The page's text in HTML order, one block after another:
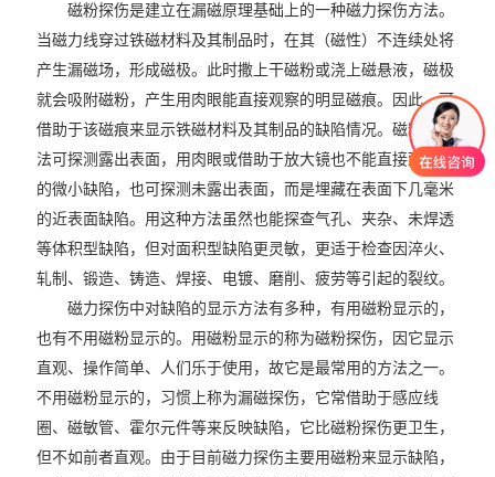
磁粉探伤是建立在漏磁原理基础上的一种磁力探伤方法。
当磁力线穿过铁磁材料及其制品时，在其（磁性）不连续处将
产生漏磁场，形成磁极。此时撒上干磁粉或浇上磁悬液，磁极
就会吸附磁粉，产生用肉眼能直接观察的明显磁痕。因此，可
借助于该磁痕来显示铁磁材料及其制品的缺陷情况。磁粉探伤
法可探测露出表面，用肉眼或借助于放大镜也不能直接观察到
的微小缺陷，也可探测未露出表面，而是埋藏在表面下几毫米
的近表面缺陷。用这种方法虽然也能探查气孔、夹杂、未焊透
等体积型缺陷，但对面积型缺陷更灵敏，更适于检查因淬火、
轧制、锻造、铸造、焊接、电镀、磨削、疲劳等引起的裂纹。
磁力探伤中对缺陷的显示方法有多种，有用磁粉显示的，
也有不用磁粉显示的。用磁粉显示的称为磁粉探伤，因它显示
直观、操作简单、人们乐于使用，故它是最常用的方法之一。
不用磁粉显示的，习惯上称为漏磁探伤，它常借助于感应线
圈、磁敏管、霍尔元件等来反映缺陷，它比磁粉探伤更卫生，
但不如前者直观。由于目前磁力探伤主要用磁粉来显示缺陷，